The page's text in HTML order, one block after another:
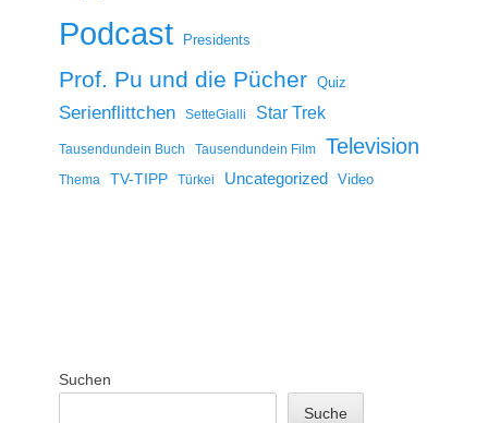
Podcast Presidents
Prof. Pu und die Pücher Quiz
Serienflittchen SetteGialli Star Trek
Tausendundein Buch Tausendundein Film Television
Thema TV-TIPP Türkei Uncategorized Video
Suchen
Suche